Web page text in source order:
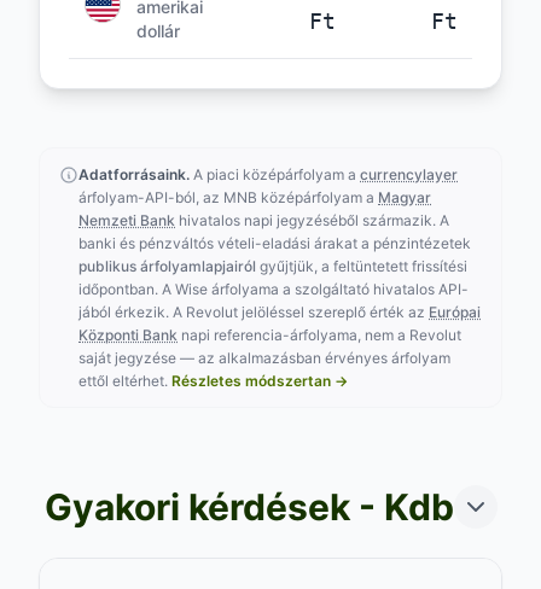
amerikai
dollár
Ft
Ft
Adatforrásaink. A piaci középárfolyam a currencylayer
árfolyam-API-ból, az MNB középárfolyam a Magyar
Nemzeti Bank hivatalos napi jegyzéséből származik. A
banki és pénzváltós vételi-eladási árakat a pénzintézetek
publikus árfolyamlapjairól gyűjtjük, a feltüntetett frissítési
időpontban. A Wise árfolyama a szolgáltató hivatalos API-
jából érkezik. A Revolut jelöléssel szereplő érték az Európai
Központi Bank napi referencia-árfolyama, nem a Revolut
saját jegyzése — az alkalmazásban érvényes árfolyam
ettől eltérhet. Részletes módszertan →
Gyakori kérdések - Kdb